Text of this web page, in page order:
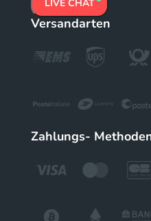
LIVE CHAT
Versandarten
Zahlungs-